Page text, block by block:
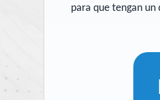
para que tengan un